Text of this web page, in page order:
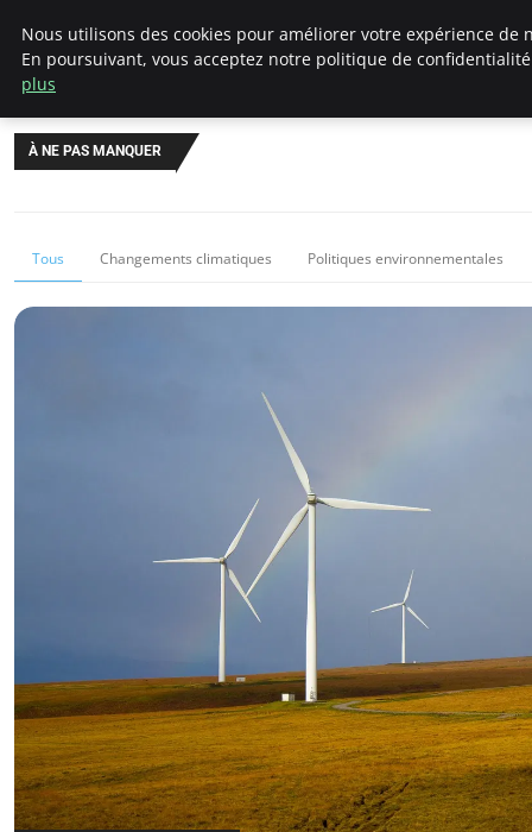
Climategatecountryclub.com
À NE PAS MANQUER
Tous Changements climatiques Politiques environnementales
Nous utilisons des cookies pour améliorer votre expérience de
En poursuivant, vous acceptez notre politique de
plus